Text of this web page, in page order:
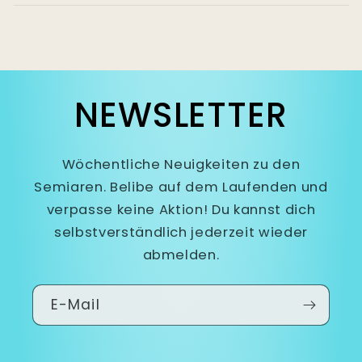
NEWSLETTER
Wöchentliche Neuigkeiten zu den
Semiaren. Belibe auf dem Laufenden und
verpasse keine Aktion! Du kannst dich
selbstverständlich jederzeit wieder
abmelden.
E-Mail